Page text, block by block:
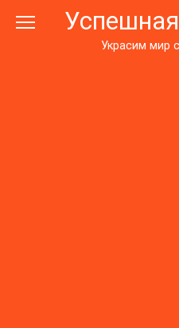
Украсим мир